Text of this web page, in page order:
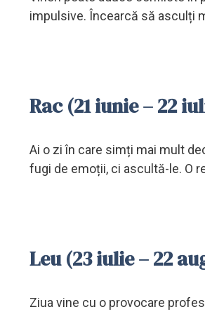
impulsive. Încearcă să asculți
Rac (21 iunie – 22
Ai o zi în care simți mai mult
fugi de emoții, ci ascultă-le. O
Leu (23 iulie – 22
Ziua vine cu o provocare